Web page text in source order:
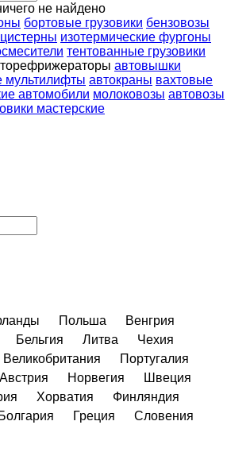
не найдено
бортовые грузовики бензовозы
изотермические фургоны
тентованные грузовики
автовышки
мультилифты автокраны вахтовые
автомобили молоковозы автовозы
мастерские
Польша
Венгрия
Бельгия Литва
Чехия
Великобритания
Португалия
Австрия Норвегия
Швеция
Хорватия
Финляндия
Болгария Греция
Словения